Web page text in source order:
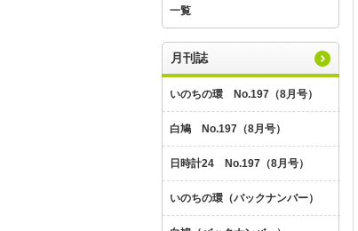
一覧
月刊誌
いのちの環 No.197（8月号）
白鳩 No.197（8月号）
日時計24 No.197（8月号）
いのちの環（バックナンバー）